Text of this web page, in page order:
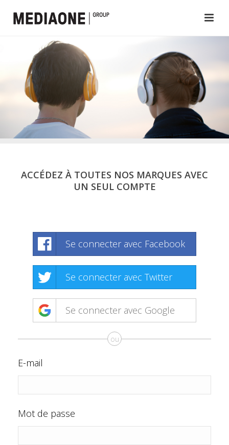
ACCÉDEZ À TOUTES NOS MARQUES AVEC
UN SEUL COMPTE
Se connecter avec Facebook
Se connecter avec Twitter
Se connecter avec Google
ou
E-mail
Mot de passe